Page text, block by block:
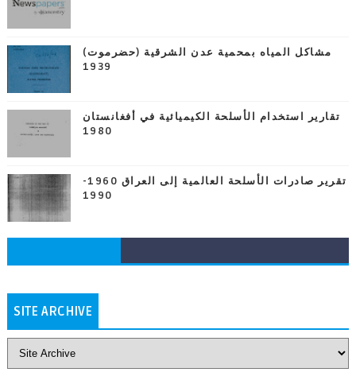
مشاكل المياه بمحمية عدن الشرقية (حضرموت)
1939
تقارير استخدام الأسلحة الكيميائية في أفغانستان
1980
تقرير صادرات الأسلحة العالمية إلى العراق 1960-
1990
SITE ARCHIVE